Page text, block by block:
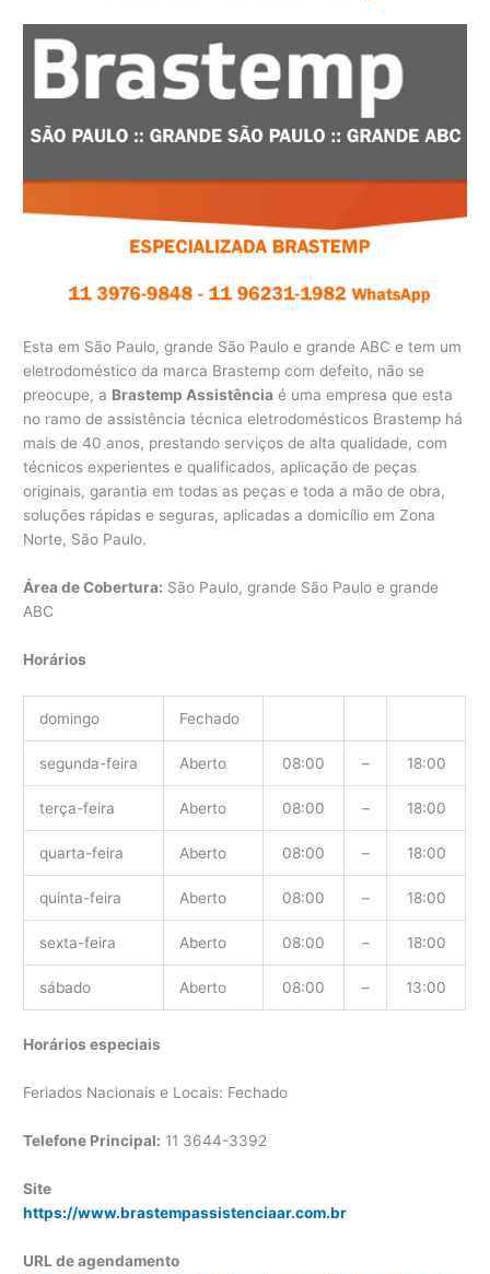
Esta em São Paulo, grande São Paulo e grande ABC e tem um
eletrodoméstico da marca Brastemp com defeito, não se
preocupe, a Brastemp Assistência é uma empresa que esta
no ramo de assistência técnica eletrodomésticos Brastemp há
mais de 40 anos, prestando serviços de alta qualidade, com
técnicos experientes e qualificados, aplicação de peças
originais, garantia em todas as peças e toda a mão de obra,
soluções rápidas e seguras, aplicadas a domicílio em Zona
Norte, São Paulo.
Área de Cobertura: São Paulo, grande São Paulo e grande
ABC
Horários
domingo Fechado
segunda-feira Aberto 08:00 – 18:00
terça-feira Aberto 08:00 – 18:00
quarta-feira Aberto 08:00 – 18:00
quinta-feira Aberto 08:00 – 18:00
sexta-feira Aberto 08:00 – 18:00
sábado Aberto 08:00 – 13:00
Horários especiais
Feriados Nacionais e Locais: Fechado
Telefone Principal: 11 3644-3392
Site
https://www.brastempassistenciaar.com.br
URL de agendamento